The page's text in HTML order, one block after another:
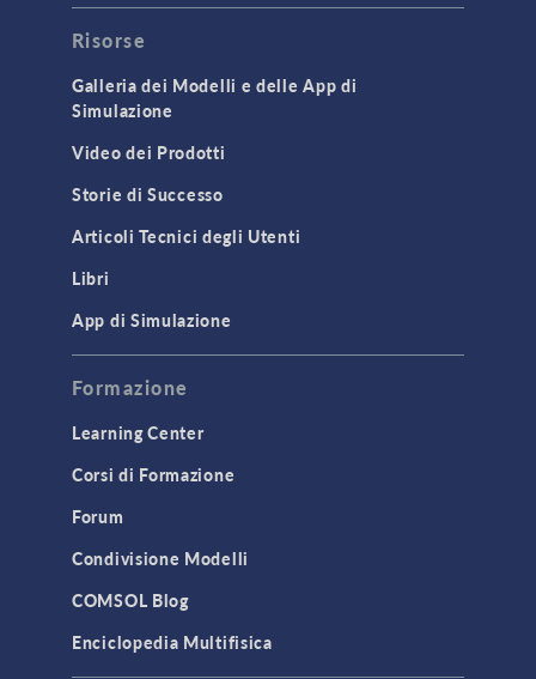
Risorse
Galleria dei Modelli e delle App di
Simulazione
Video dei Prodotti
Storie di Successo
Articoli Tecnici degli Utenti
Libri
App di Simulazione
Formazione
Learning Center
Corsi di Formazione
Forum
Condivisione Modelli
COMSOL Blog
Enciclopedia Multifisica